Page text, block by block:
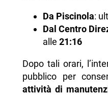
Da Piscinola:
Dal Centro
alle 21:16
Dopo tali orari,
pubblico per
attività di